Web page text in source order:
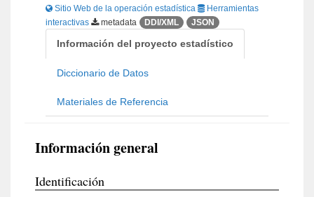
Sitio Web de la operación estadística
Herramientas
interactivas
metadata DDI/XML JSON
Información del proyecto estadístico
Diccionario de Datos
Materiales de Referencia
Información general
Identificación